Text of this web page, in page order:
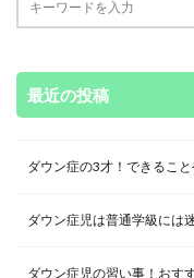
最近の投稿
ダウン症の3才！できるこ
ダウン症児は普通学級には
ダウン症児の習い事！おす